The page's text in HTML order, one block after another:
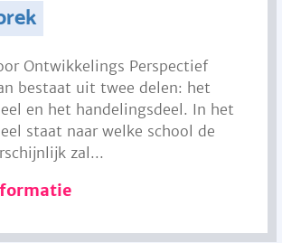
Ontwikkelings Perspectief
bestaat uit twee delen: het
en het handelingsdeel. In het
staat naar welke school de
zal...